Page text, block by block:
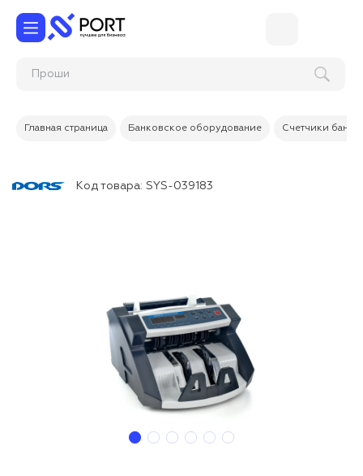
Главная страница Банковское оборудование Счетчики
Код товара: SYS-039183